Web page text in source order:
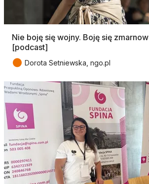
Nie boję się wojny. Boję się
[podcast]
● Dorota Setniewska, ngo.pl